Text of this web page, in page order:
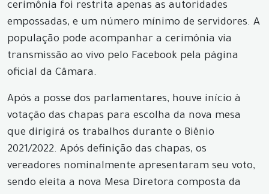
cerimônia foi restrita apenas as autoridades
empossadas, e um número mínimo de servidores. A
população pode acompanhar a cerimônia via
transmissão ao vivo pelo Facebook pela página
oficial da Câmara.
Após a posse dos parlamentares, houve início à
votação das chapas para escolha da nova mesa
que dirigirá os trabalhos durante o Biênio
2021/2022. Após definição das chapas, os
vereadores nominalmente apresentaram seu voto,
sendo eleita a nova Mesa Diretora composta da